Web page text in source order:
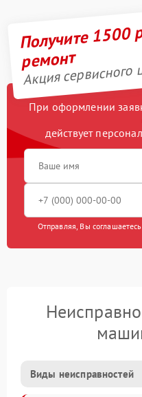
Получите 1500
ремонт
Акция сервисного
При оформлении
действует
Отправляя, Вы
Виды неисправностей